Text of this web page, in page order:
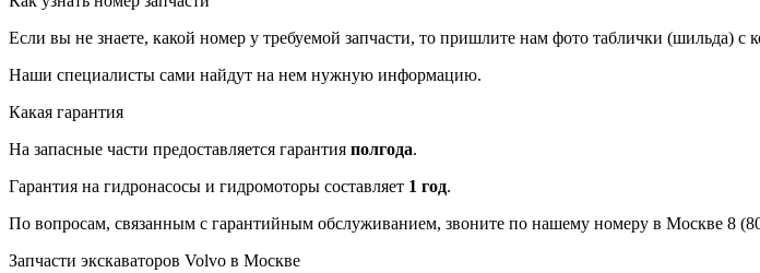
Если вы не знаете, какой номер у требуемой запчасти, то пришлите нам фото таблички (шильда) с
Наши специалисты сами найдут на нем нужную информацию.
Какая гарантия
На запасные части предоставляется гарантия полгода.
Гарантия на гидронасосы и гидромоторы составляет 1 год.
По вопросам, связанным с гарантийным обслуживанием, звоните по нашему номеру в Москве 8
Запчасти экскаваторов Volvo в Москве